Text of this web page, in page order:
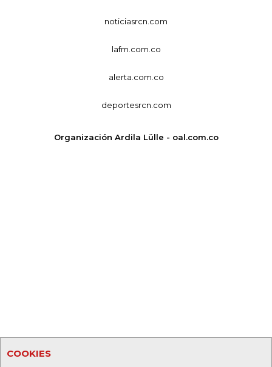
COOKIES
noticiasrcn.com
lafm.com.co
alerta.com.co
deportesrcn.com
Organización Ardila Lülle - oal.com.co